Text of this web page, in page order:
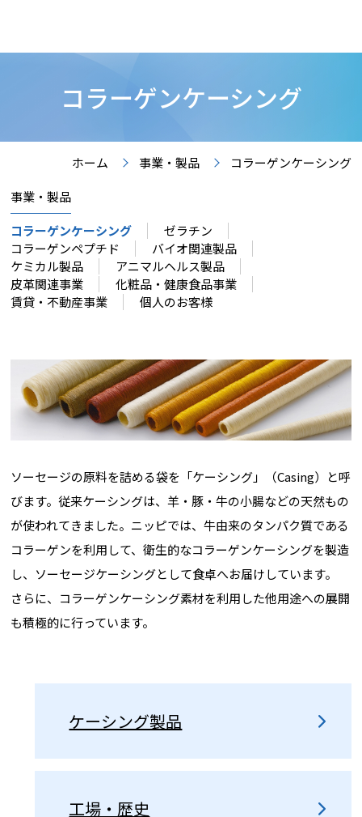
コラーゲンケーシング
ホーム 事業・製品
コラーゲンケーシング
事業・製品
コラーゲンケーシング
ゼラチン
コラーゲンペプチド
バイオ関連製品
ケミカル製品
アニマルヘルス製品
皮革関連事業
化粧品・健康食品事業
賃貸・不動産事業
個人のお客様
ソーセージの原料を詰める袋を「ケーシング」（Casing）と呼
びます。従来ケーシングは、羊・豚・牛の小腸などの天然もの
が使われてきました。ニッピでは、牛由来のタンパク質である
コラーゲンを利用して、衛生的なコラーゲンケーシングを製造
し、ソーセージケーシングとして食卓へお届けしています。
さらに、コラーゲンケーシング素材を利用した他用途への展開
も積極的に行っています。
ケーシング製品
工場・歴史